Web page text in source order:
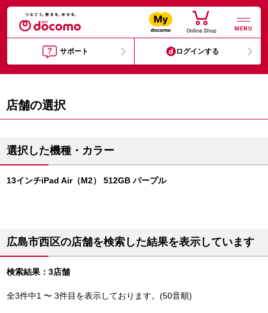
MENU
サポート ログインする
店舗の選択
選択した機種・カラー
13インチiPad Air（M2） 512GB パープル
広島市西区の店舗を検索した結果を表示しています
検索結果：3店舗
全3件中1 〜 3件目を表示しております。(50音順)